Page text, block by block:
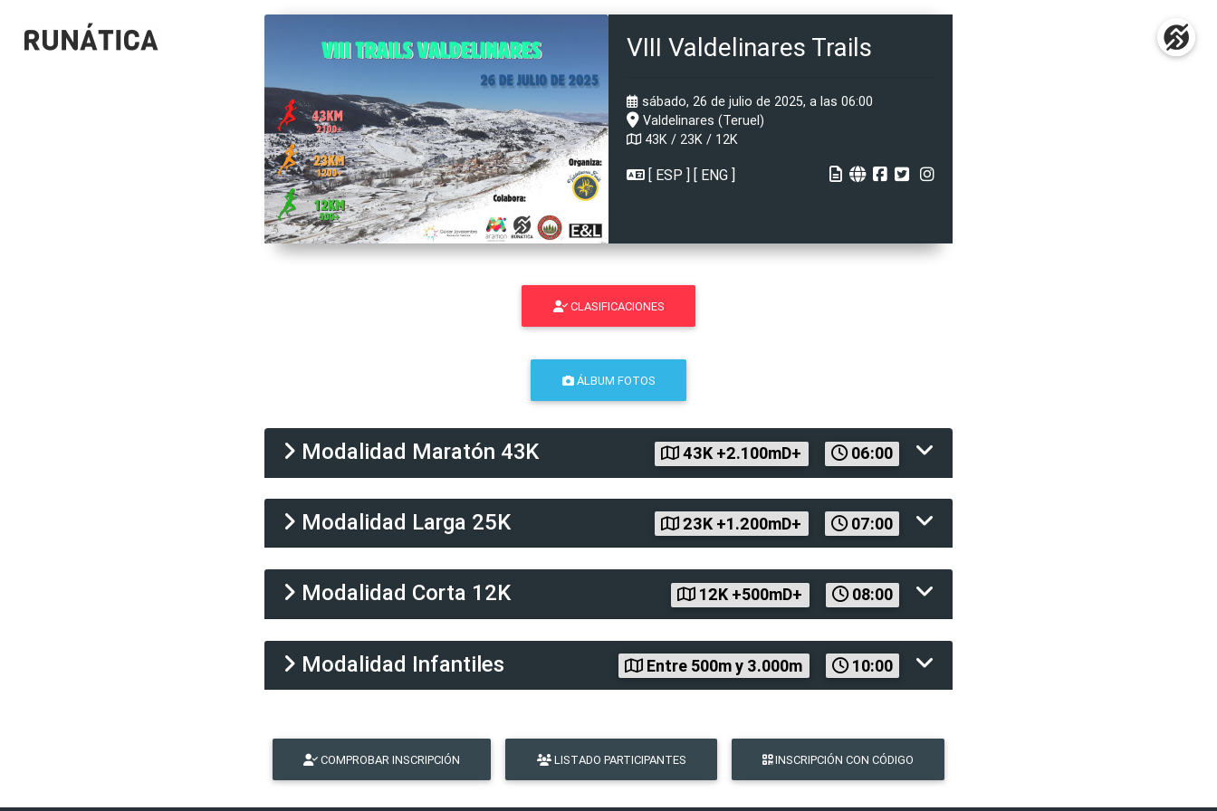
VIII Valdelinares Trails
sábado, 26 de julio de 2025, a las 06:00
Valdelinares (Teruel)
43K / 23K / 12K
[ ESP ] [ ENG ]
CLASIFICACIONES
ÁLBUM FOTOS
Modalidad Maratón 43K 43K +2.100mD+ 06:00
Modalidad Larga 25K 23K +1.200mD+ 07:00
Modalidad Corta 12K 12K +500mD+ 08:00
Modalidad Infantiles Entre 500m y 3.000m 10:00
COMPROBAR INSCRIPCIÓN LISTADO PARTICIPANTES INSCRIPCIÓN CON CÓDIGO